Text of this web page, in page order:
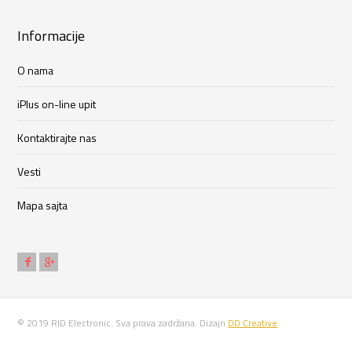
Informacije
O nama
iPlus on-line upit
Kontaktirajte nas
Vesti
Mapa sajta
© 2019 RID Electronic. Sva prava zadržana. Dizajn DD Creative